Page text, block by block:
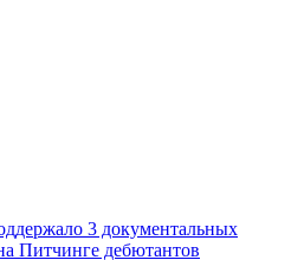
3 документальных
Питчинге дебютантов